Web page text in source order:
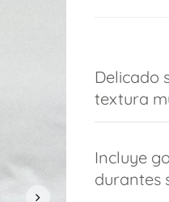
Delicado
textura
Incluye
durantes